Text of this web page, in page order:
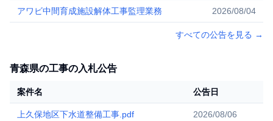
アワビ中間育成施設解体工事監理業務 2026/08/04
すべての公告を見る →
青森県の工事の入札公告
案件名 公告日
上久保地区下水道整備工事.pdf 2026/08/06